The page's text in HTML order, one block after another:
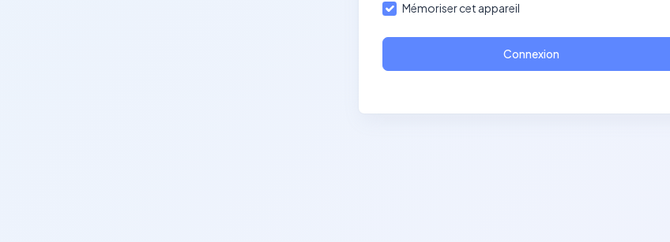
Mémoriser cet appareil
Connexion